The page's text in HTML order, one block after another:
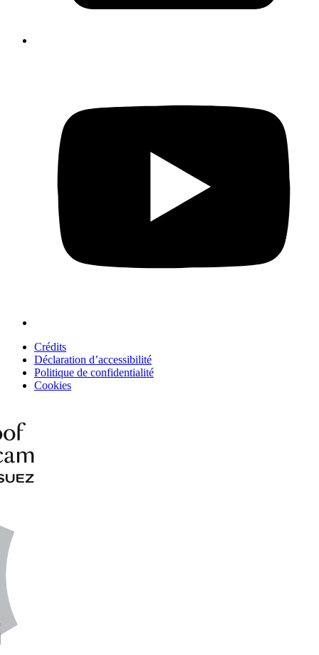
Crédits
Déclaration d’accessibilité
Politique de confidentialité
Cookies